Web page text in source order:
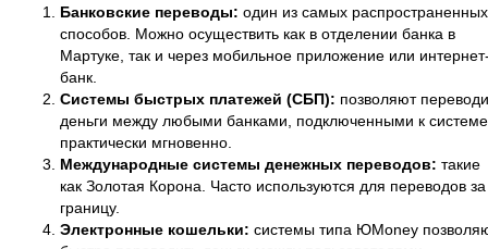
Банковские переводы: один из самых распространенных
способов. Можно осуществить как в отделении банка в
Мартуке, так и через мобильное приложение или
банк.
Системы быстрых платежей (СБП): позволяют
деньги между любыми банками, подключенными к
практически мгновенно.
Международные системы денежных переводов: такие
как Золотая Корона. Часто используются для переводов за
границу.
Электронные кошельки: системы типа ЮMoney